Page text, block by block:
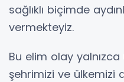
sağlıklı biçimde
vermekteyiz.
Bu elim olay
şehrimizi ve ülkemizi